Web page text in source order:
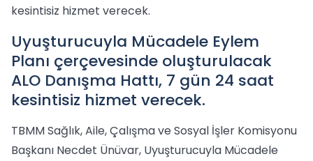
kesintisiz hizmet verecek.
Uyuşturucuyla Mücadele Eylem
Planı çerçevesinde oluşturulacak
ALO Danışma Hattı, 7 gün 24 saat
kesintisiz hizmet verecek.
TBMM Sağlık, Aile, Çalışma ve Sosyal İşler Komisyonu
Başkanı Necdet Ünüvar, Uyuşturucuyla Mücadele